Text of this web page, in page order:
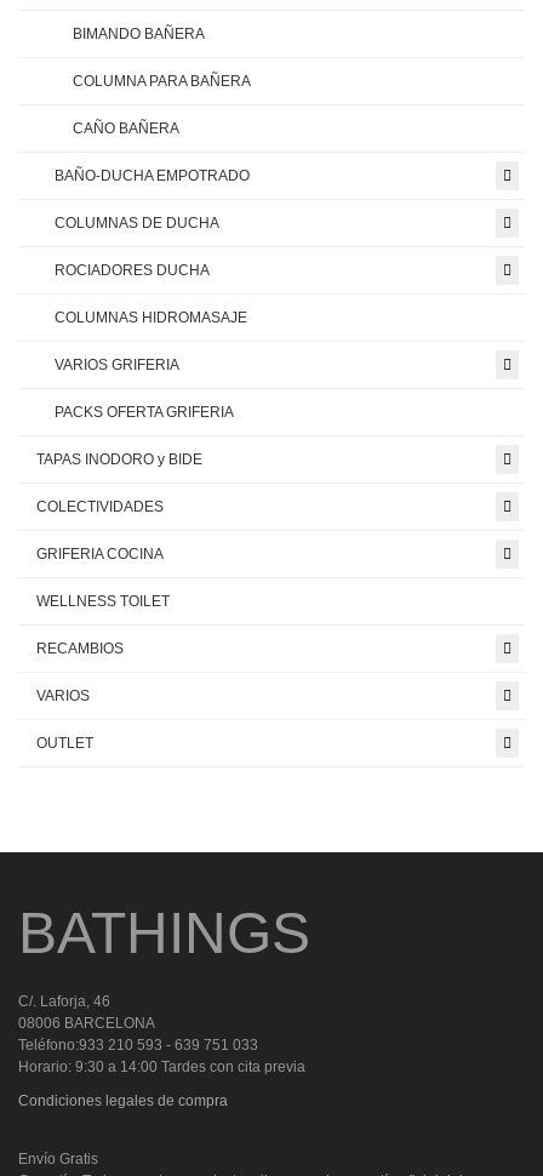
BIMANDO BAÑERA
COLUMNA PARA BAÑERA
CAÑO BAÑERA
BAÑO-DUCHA EMPOTRADO
COLUMNAS DE DUCHA
ROCIADORES DUCHA
COLUMNAS HIDROMASAJE
VARIOS GRIFERIA
PACKS OFERTA GRIFERIA
TAPAS INODORO y BIDE
COLECTIVIDADES
GRIFERIA COCINA
WELLNESS TOILET
RECAMBIOS
VARIOS
OUTLET
BATHINGS
C/. Laforja, 46
08006 BARCELONA
Teléfono:933 210 593 - 639 751 033
Horario: 9:30 a 14:00 Tardes con cita previa
Condiciones legales de compra
Envío Gratis